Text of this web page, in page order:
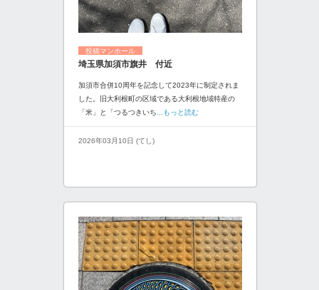
投稿マンホール
埼玉県加須市旗井 付近
加須市合併10周年を記念して2023年に制定されま
した。旧大利根町の区域である大利根地域特産の
「米」と「つるつきいち ...もっと読む
2026年03月10日 (てし)